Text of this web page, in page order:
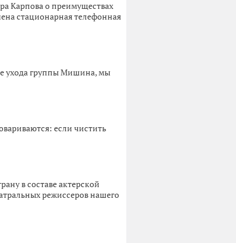
Карпова о преимуществах
стационарная телефонная
ухода группы Мишина, мы
если чистить
в составе актерской
режиссеров нашего